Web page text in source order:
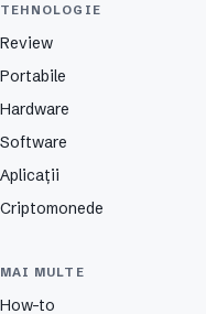
TEHNOLOGIE
Review
Portabile
Hardware
Software
Aplicații
Criptomonede
MAI MULTE
How-to